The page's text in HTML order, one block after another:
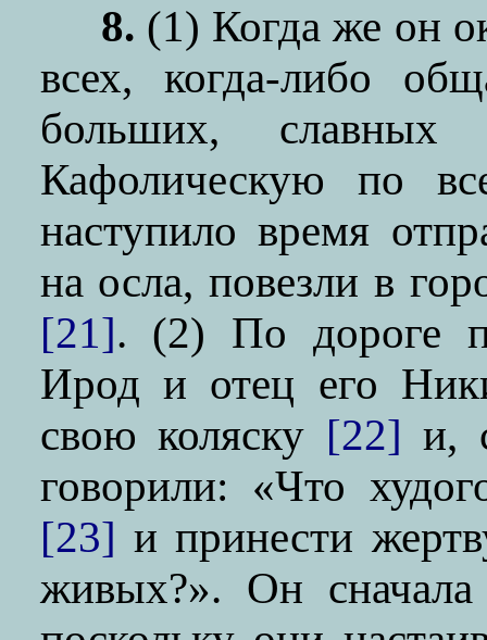
8. (1) Когда же он
всех, когда-либо
больших,
Кафолическую по
наступило время
на осла, повезли в
[21]. (2) По дороге
Ирод и отец его
свою коляску [22] и,
говорили: «Что
[23] и принести
живых?». Он